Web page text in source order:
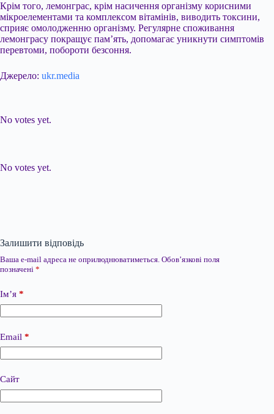
Крім того, лемонграс, крім насичення організму корисними
мікроелементами та комплексом вітамінів, виводить токсини,
сприяє омолодженню організму. Регулярне споживання
лемонграсу покращує пам’ять, допомагає уникнути симптомів
перевтоми, побороти безсоння.
Джерело: ukr.media
No votes yet.
No votes yet.
Залишити відповідь
Ваша e-mail адреса не оприлюднюватиметься. Обов’язкові поля
позначені *
Ім’я *
Email *
Сайт